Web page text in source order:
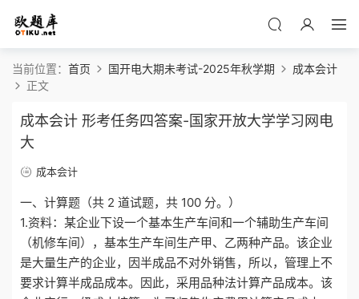
当前位置： 首页 国开电大期未考试-2025年秋学期
成本会计
正文
成本会计 形考任务四答案-国家开放大学学习网电
大
成本会计
一、计算题（共 2 道试题，共 100 分。）
1.资料：某企业下设一个基本生产车间和一个辅助生产车间
（机修车间），基本生产车间生产甲、乙两种产品。该企业
是大量生产的企业，因半成品不对外销售，所以，管理上不
要求计算半成品成本。因此，采用品种法计算产品成本。该